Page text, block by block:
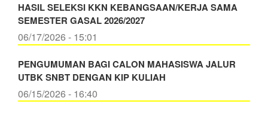
HASIL SELEKSI KKN KEBANGSAAN/KERJA SAMA
SEMESTER GASAL 2026/2027
06/17/2026 - 15:01
PENGUMUMAN BAGI CALON MAHASISWA JALUR
UTBK SNBT DENGAN KIP KULIAH
06/15/2026 - 16:40